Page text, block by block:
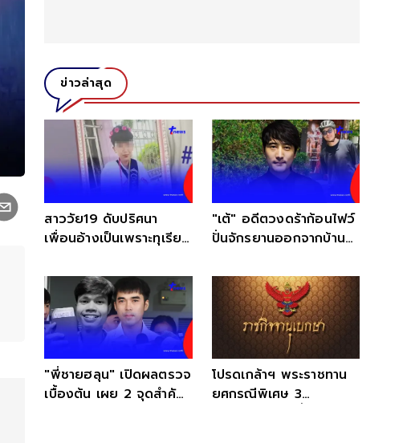
ข่าวล่าสุด
สาววัย19 ดับปริศนา
เพื่อนอ้างเป็นเพราะทุเรียน
"เต้" อดีตวงดร้าก้อนไฟว์
ปั่นจักรยานออกจากบ้าน
"พี่ชายฮลุน" เปิดผลตรวจ
เบื้องต้น เผย 2 จุดสำคัญ
โปรดเกล้าฯ พระราชทาน
ยศกรณีพิเศษ 3